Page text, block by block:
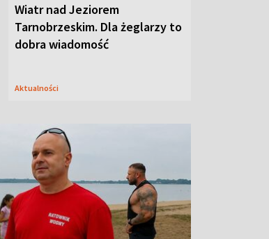
Wiatr nad Jeziorem
Tarnobrzeskim. Dla żeglarzy to
dobra wiadomość
Aktualności